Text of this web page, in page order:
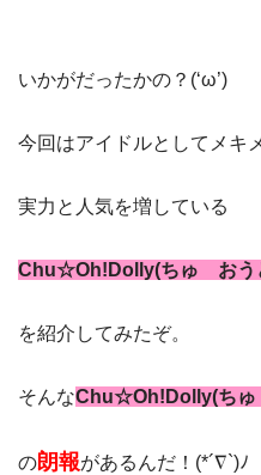
いかがだったかの？(‘ω’)
今回はアイドルとしてメキ
実力と人気を増している
Chu☆Oh!Dolly(ちゅ おう
を紹介してみたぞ。
そんなChu☆Oh!Dolly(ち
の朗報があるんだ！(*´∇`)ﾉ